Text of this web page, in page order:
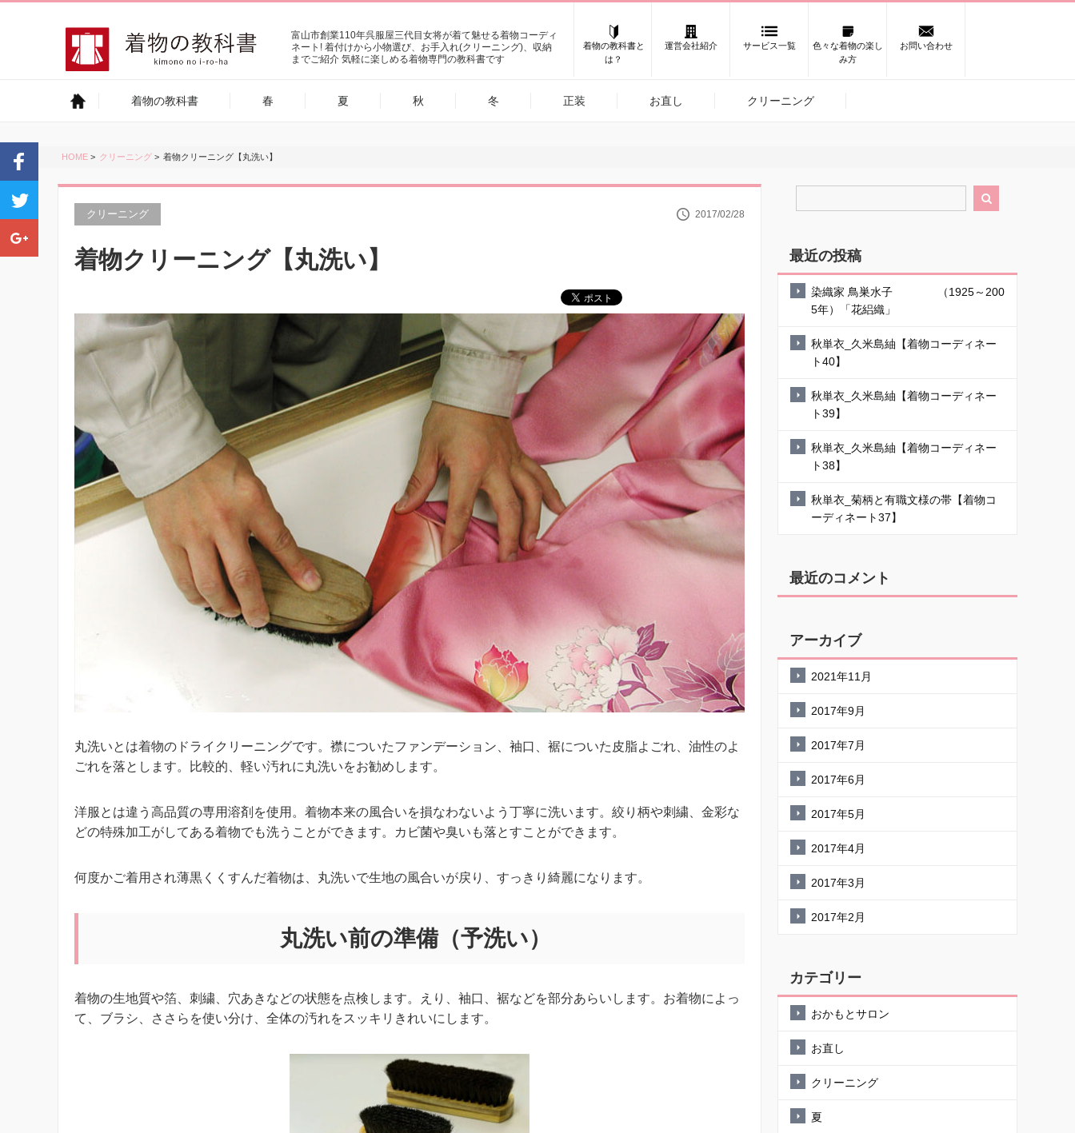
富山市創業110年呉服屋三代目女将が着て魅せる着物コーディ
ネート! 着付けから小物選び、お手入れ(クリーニング)、収納
までご紹介 気軽に楽しめる着物専門の教科書です
着物の教科書と
は？
運営会社紹介 サービス一覧
色々な着物の楽し
み方
お問い合わせ
着物の教科書 春 夏 秋 冬 正装 お直し クリーニング
HOME > クリーニング > 着物クリーニング【丸洗い】
クリーニング 2017/02/28
着物クリーニング【丸洗い】
丸洗いとは着物のドライクリーニングです。襟についたファンデーション、袖口、裾についた皮脂よごれ、油性のよ
ごれを落とします。比較的、軽い汚れに丸洗いをお勧めします。
洋服とは違う高品質の専用溶剤を使用。着物本来の風合いを損なわないよう丁寧に洗います。絞り柄や刺繍、金彩な
どの特殊加工がしてある着物でも洗うことができます。カビ菌や臭いも落とすことができます。
何度かご着用され薄黒くくすんだ着物は、丸洗いで生地の風合いが戻り、すっきり綺麗になります。
丸洗い前の準備（予洗い）
着物の生地質や箔、刺繍、穴あきなどの状態を点検します。えり、袖口、裾などを部分あらいします。お着物によっ
て、ブラシ、ささらを使い分け、全体の汚れをスッキリきれいにします。

最近の投稿
染織家 鳥巣水子 （1925～200
5年）「花絽織」
秋単衣_久米島紬【着物コーディネー
ト40】
秋単衣_久米島紬【着物コーディネー
ト39】
秋単衣_久米島紬【着物コーディネー
ト38】
秋単衣_菊柄と有職文様の帯【着物コ
ーディネート37】
最近のコメント
アーカイブ
2021年11月
2017年9月
2017年7月
2017年6月
2017年5月
2017年4月
2017年3月
2017年2月
カテゴリー
おかもとサロン
お直し
クリーニング
夏